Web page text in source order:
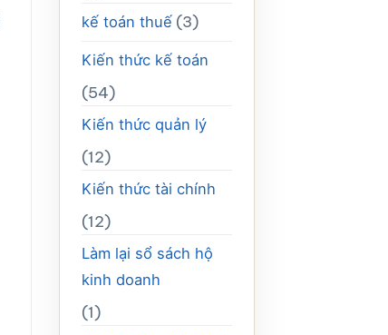
kế toán thuế(3)
Kiến thức kế toán
(54)
Kiến thức quản lý
(12)
Kiến thức tài chính
(12)
Làm lại sổ sách hộ
kinh doanh
(1)